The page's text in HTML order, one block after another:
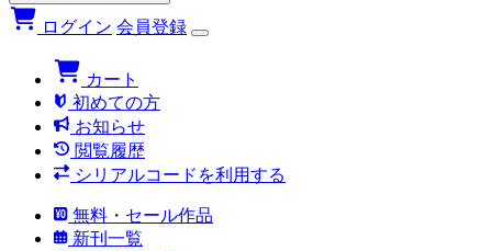
ログイン 会員登録
カート
初めての方
お知らせ
閲覧履歴
シリアルコードを利用する
無料・セール作品
新刊一覧